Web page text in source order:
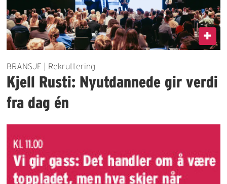
BRANSJE | Rekruttering
Kjell Rusti: Nyutdannede gir verdi
fra dag én